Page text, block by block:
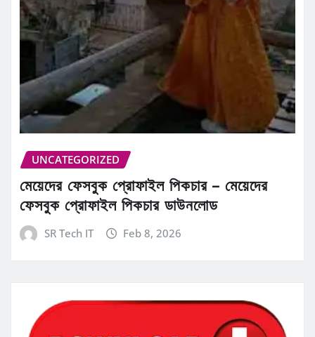
UNCATEGORIZED
মেয়েদের ফেসবুক প্রোফাইল পিকচার – মেয়েদের
ফেসবুক প্রোফাইল পিকচার ডাউনলোড
SR Tech IT Feb 8, 2026